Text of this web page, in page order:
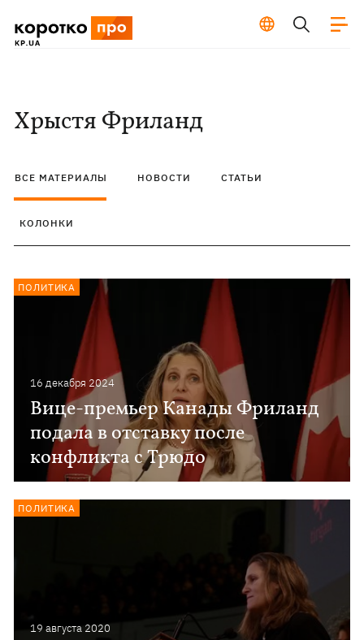
Хрыстя Фриланд
ВСЕ МАТЕРИАЛЫ НОВОСТИ СТАТЬИ
КОЛОНКИ
16 декабря 2024
Вице-премьер Канады Фриланд
подала в отставку после
конфликта с Трюдо
ПОЛИТИКА
19 августа 2020
ПОЛИТИКА